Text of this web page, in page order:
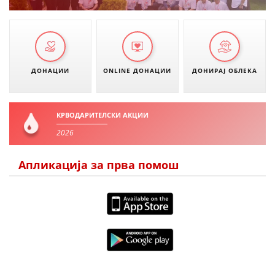
ДОНАЦИИ ONLINE ДОНАЦИИ ДОНИРАЈ ОБЛЕКА
КРВОДАРИТЕЛСКИ АКЦИИ
2026
Апликација за прва помош